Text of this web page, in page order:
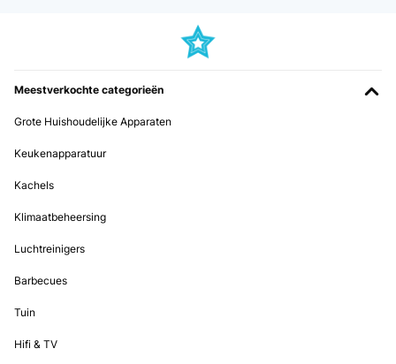
Es una maquina profesional como la que te puedes encontrar en
potencia. Tiene una gran superficie para correr o caminar, es ideal
la máquina que es. El servicio de atención al cliente de 10!!
Usuario/a de amazon
Amazon-Benutzer
Meestverkochte categorieën
Grote Huishoudelijke Apparaten
Keukenapparatuur
Kachels
Klimaatbeheersing
Luchtreinigers
Barbecues
Tuin
Hifi & TV